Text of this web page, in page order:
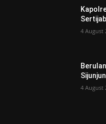
4 August
4 August